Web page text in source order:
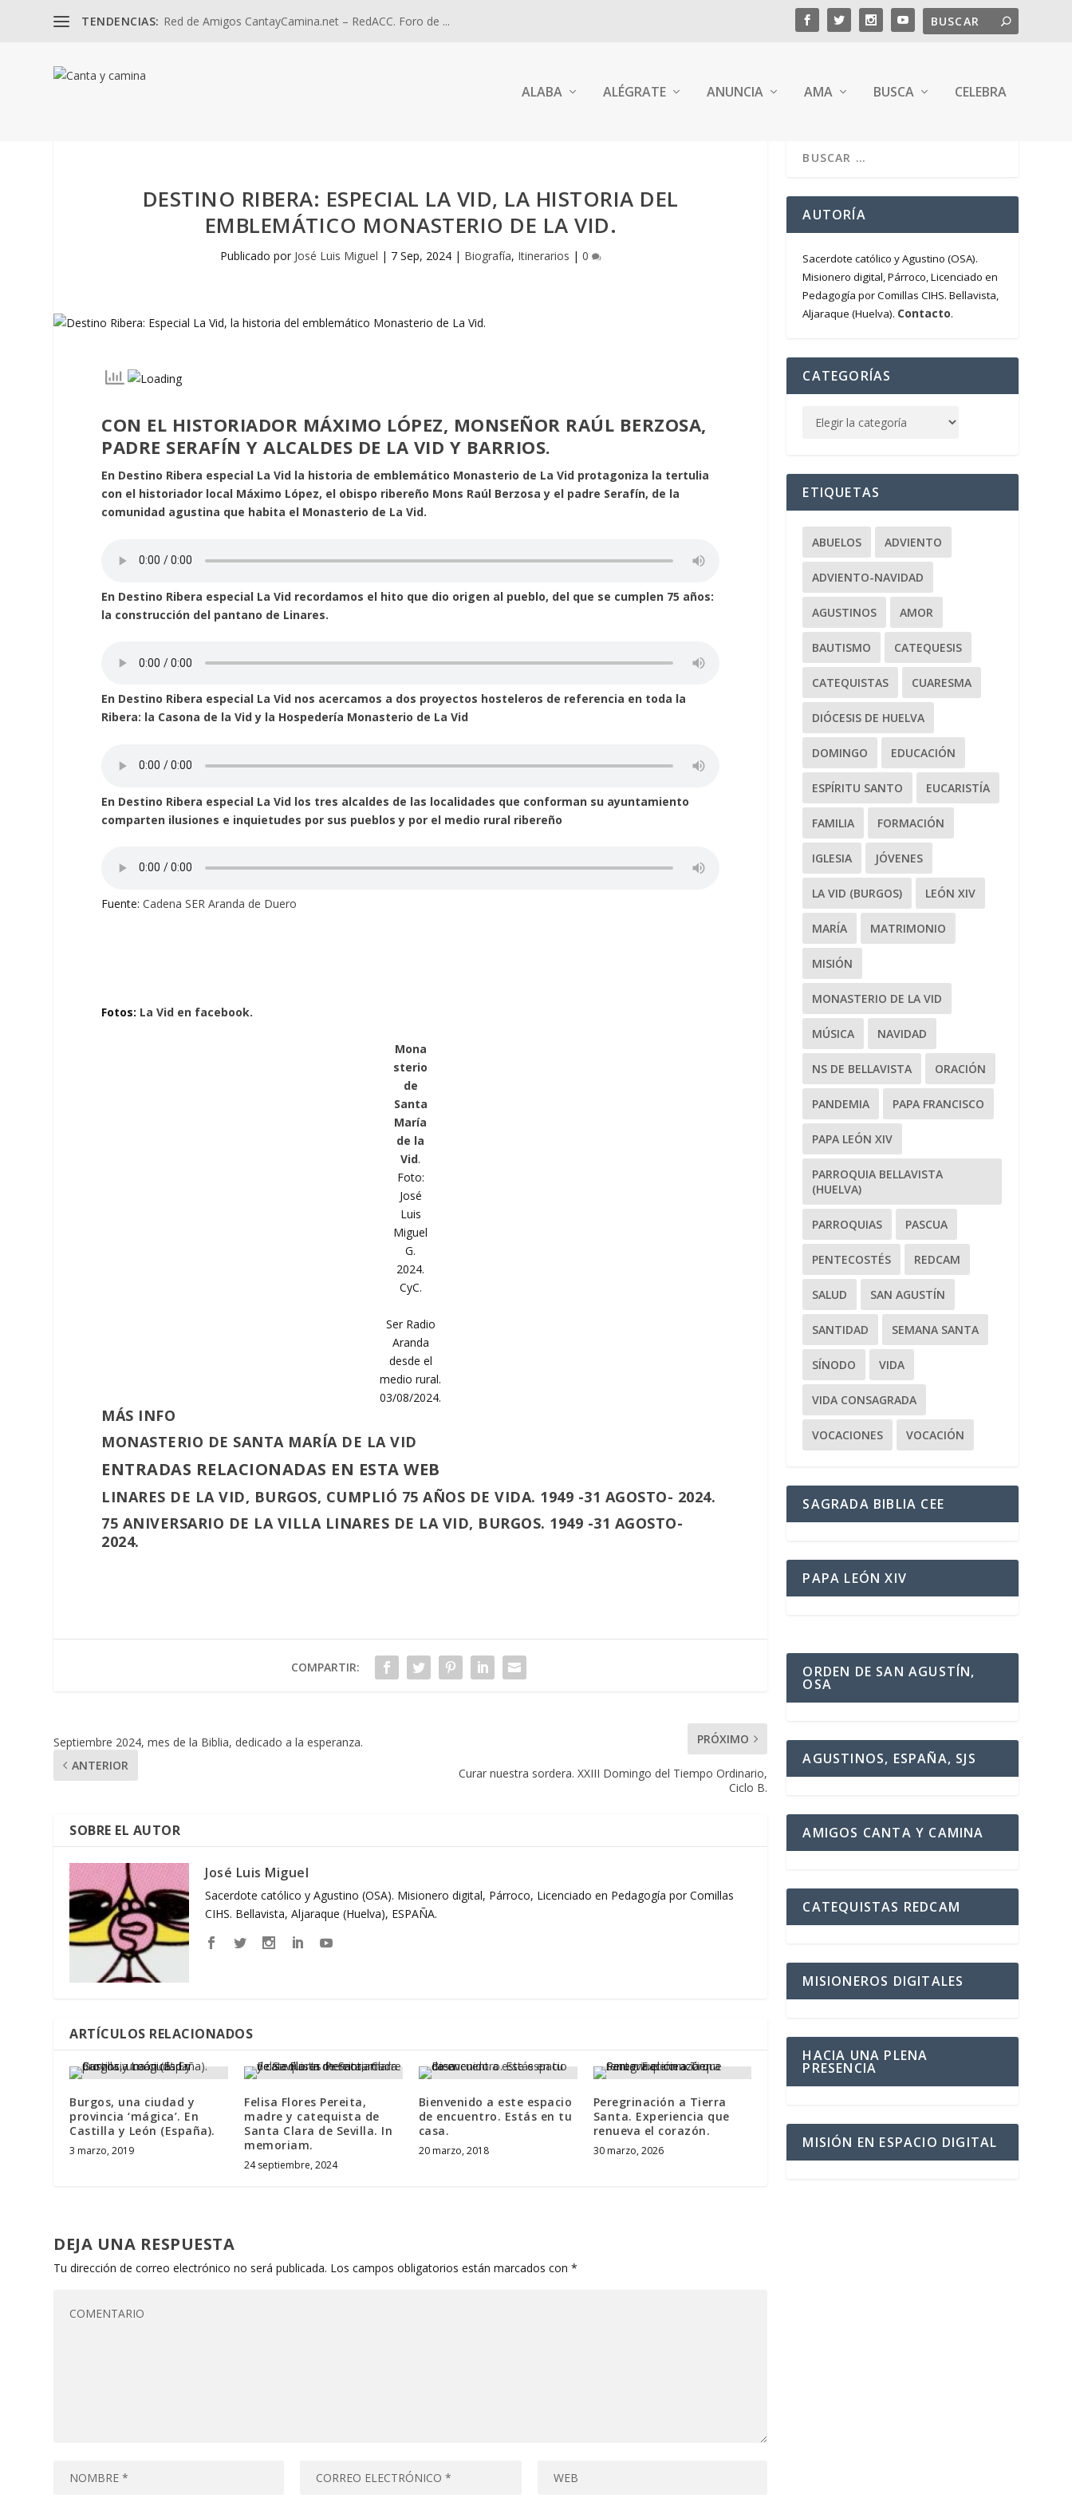
TENDENCIAS: Red de Amigos CantayCamina.net – RedACC. Foro de ...
ALABA ALÉGRATE ANUNCIA AMA BUSCA CELEBRA
DESTINO RIBERA: ESPECIAL LA VID, LA HISTORIA DEL
EMBLEMÁTICO MONASTERIO DE LA VID.
Publicado por José Luis Miguel | 7 Sep, 2024| Biografía, Itinerarios | 0
CON EL HISTORIADOR MÁXIMO LÓPEZ, MONSEÑOR RAÚL BERZOSA,
PADRE SERAFÍN Y ALCALDES DE LA VID Y BARRIOS.
En Destino Ribera especial La Vid la historia de emblemático Monasterio de La Vid protagoniza la tertulia
con el historiador local Máximo López, el obispo ribereño Mons Raúl Berzosa y el padre Serafín, de la
comunidad agustina que habita el Monasterio de La Vid.
En Destino Ribera especial La Vid recordamos el hito que dio origen al pueblo, del que se cumplen 75 años:
la construcción del pantano de Linares.
En Destino Ribera especial La Vid nos acercamos a dos proyectos hosteleros de referencia en toda la
Ribera: la Casona de la Vid y la Hospedería Monasterio de La Vid
En Destino Ribera especial La Vid los tres alcaldes de las localidades que conforman su ayuntamiento
comparten ilusiones e inquietudes por sus pueblos y por el medio rural ribereño
Fuente:Cadena SER Aranda de Duero
Fotos: La Vid en facebook.
Mona
sterio
de
Santa
María
de la
Vid.
Foto:
José
Luis
Miguel
G.
2024.
CyC.
Ser Radio
Aranda
desde el
medio rural.
03/08/2024.
MÁS INFO
MONASTERIO DE SANTA MARÍA DE LA VID
ENTRADAS RELACIONADAS EN ESTA WEB
LINARES DE LA VID, BURGOS, CUMPLIÓ 75 AÑOS DE VIDA. 1949 -31 AGOSTO- 2024.
75 ANIVERSARIO DE LA VILLA LINARES DE LA VID, BURGOS. 1949 -31 AGOSTO-
2024.
COMPARTIR:
Septiembre 2024, mes de la Biblia, dedicado a la esperanza.
ANTERIOR
PRÓXIMO
Curar nuestra sordera. XXIII Domingo del Tiempo Ordinario,
Ciclo B.
SOBRE EL AUTOR
José Luis Miguel
Sacerdote católico y Agustino (OSA). Misionero digital, Párroco, Licenciado en Pedagogía por Comillas
CIHS. Bellavista, Aljaraque (Huelva), ESPAÑA.
ARTÍCULOS RELACIONADOS
Burgos, una ciudad y
provincia ‘mágica’. En
Castilla y León (España).
3 marzo, 2019
Felisa Flores Pereita,
madre y catequista de
Santa Clara de Sevilla. In
memoriam.
24 septiembre, 2024
Bienvenido a este espacio
de encuentro. Estás en tu
casa.
20 marzo, 2018
Peregrinación a Tierra
Santa. Experiencia que
renueva el corazón.
30 marzo, 2026
DEJA UNA RESPUESTA
Tu dirección de correo electrónico no será publicada. Los campos obligatorios están marcados con*
AUTORÍA
Sacerdote católico y Agustino (OSA).
Misionero digital, Párroco, Licenciado en
Pedagogía por Comillas CIHS. Bellavista,
Aljaraque (Huelva). Contacto.
CATEGORÍAS
ETIQUETAS
ABUELOS ADVIENTO
ADVIENTO-NAVIDAD
AGUSTINOS AMOR
BAUTISMO CATEQUESIS
CATEQUISTAS CUARESMA
DIÓCESIS DE HUELVA
DOMINGO EDUCACIÓN
ESPÍRITU SANTO EUCARISTÍA
FAMILIA FORMACIÓN
IGLESIA JÓVENES
LA VID (BURGOS) LEÓN XIV
MARÍA MATRIMONIO
MISIÓN
MONASTERIO DE LA VID
MÚSICA NAVIDAD
NS DE BELLAVISTA ORACIÓN
PANDEMIA PAPA FRANCISCO
PAPA LEÓN XIV
PARROQUIA BELLAVISTA
(HUELVA)
PARROQUIAS PASCUA
PENTECOSTÉS REDCAM
SALUD SAN AGUSTÍN
SANTIDAD SEMANA SANTA
SÍNODO VIDA
VIDA CONSAGRADA
VOCACIONES VOCACIÓN
SAGRADA BIBLIA CEE
PAPA LEÓN XIV
ORDEN DE SAN AGUSTÍN,
OSA
AGUSTINOS, ESPAÑA, SJS
AMIGOS CANTA Y CAMINA
CATEQUISTAS REDCAM
MISIONEROS DIGITALES
HACIA UNA PLENA
PRESENCIA
MISIÓN EN ESPACIO DIGITAL